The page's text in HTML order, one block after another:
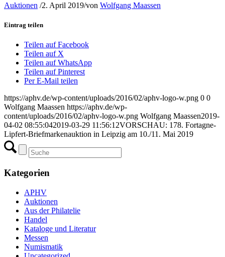
Auktionen /2. April 2019/von Wolfgang Maassen
Eintrag teilen
Teilen auf Facebook
Teilen auf X
Teilen auf WhatsApp
Teilen auf Pinterest
Per E-Mail teilen
https://aphv.de/wp-content/uploads/2016/02/aphv-logo-w.png 0 0
Wolfgang Maassen https://aphv.de/wp-
content/uploads/2016/02/aphv-logo-w.png Wolfgang Maassen2019-
04-02 08:55:042019-03-29 11:56:12VORSCHAU: 178. Fortagne-
Lipfert-Briefmarkenauktion in Leipzig am 10./11. Mai 2019
Kategorien
APHV
Auktionen
Aus der Philatelie
Handel
Kataloge und Literatur
Messen
Numismatik